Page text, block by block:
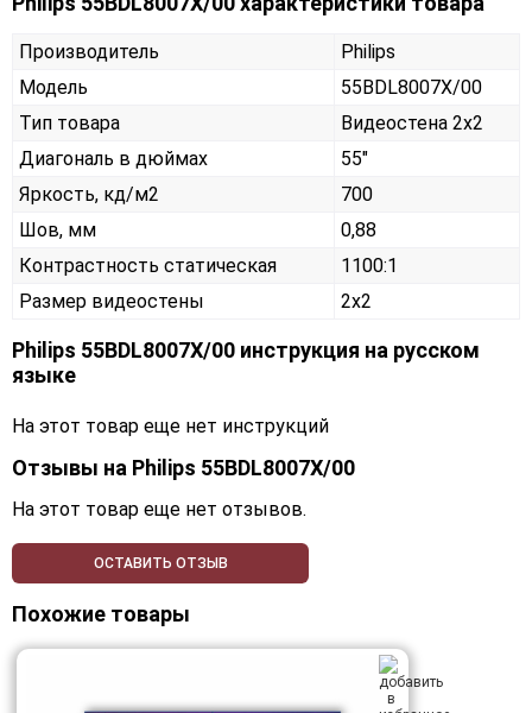
Производитель
Philips
Модель
55BDL8007X/00
Тип товара
Видеостена 2х2
Диагональ в дюймах
55"
Яркость, кд/м2
700
Шов, мм
0,88
Контрастность статическая
1100:1
Размер видеостены
2x2
Philips 55BDL8007X/00 инструкция на русском
языке
На этот товар еще нет инструкций
Отзывы на Philips 55BDL8007X/00
На этот товар еще нет отзывов.
ОСТАВИТЬ ОТЗЫВ
Похожие товары